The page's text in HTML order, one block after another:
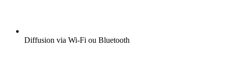
Diffusion via Wi-Fi ou Bluetooth